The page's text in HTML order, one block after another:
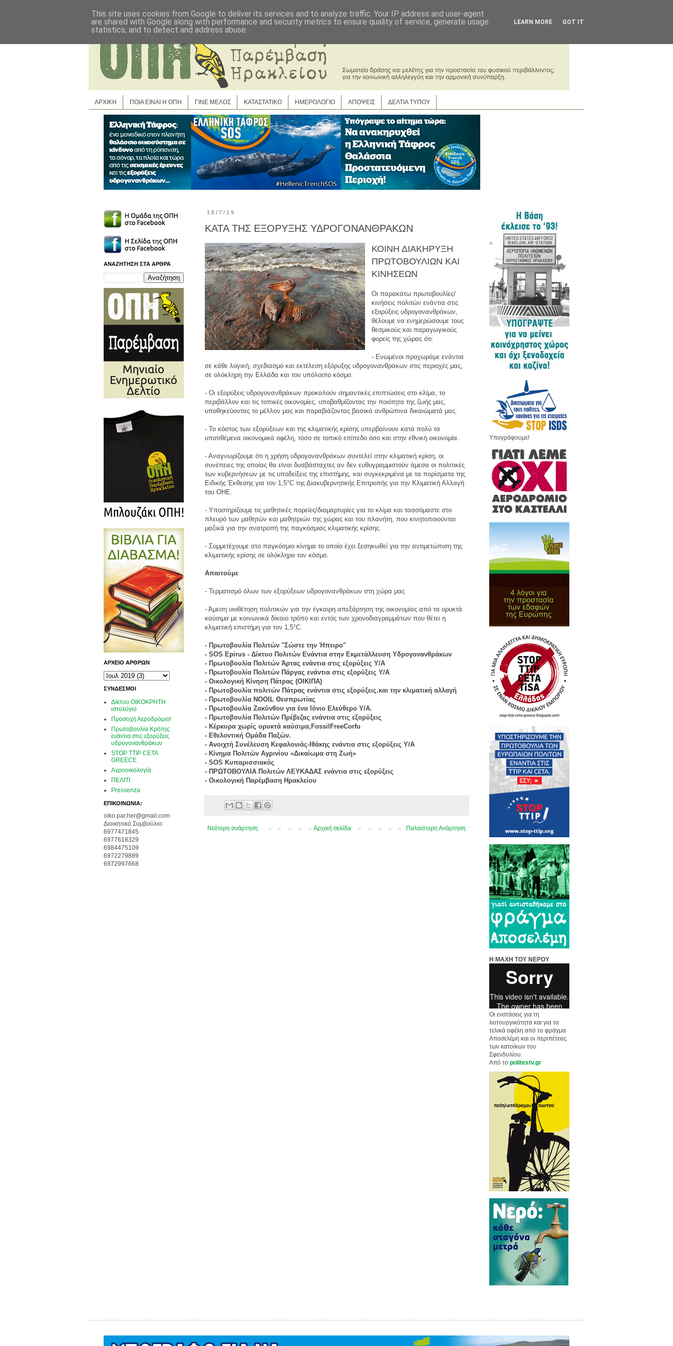
ΑΡΧΙΚΗ ΠΟΙΑ ΕΙΝΑΙ Η ΟΠΗ ΓΙΝΕ ΜΕΛΟΣ ΚΑΤΑΣΤΑΤΙΚΟ ΗΜΕΡΟΛΟΓΙΟ ΑΠΟΨΕΙΣ ΔΕΛΤΙΑ ΤΥΠΟΥ
18/7/19
ΚΑΤΑ ΤΗΣ ΕΞΟΡΥΞΗΣ ΥΔΡΟΓΟΝΑΝΘΡΑΚΩΝ
ΚΟΙΝΗ ΔΙΑΚΗΡΥΞΗ
ΠΡΩΤΟΒΟΥΛΙΩΝ ΚΑΙ
ΚΙΝΗΣΕΩΝ
Οι παρακάτω πρωτοβουλίες/
κινήσεις πολιτών ενάντια στις
εξορύξεις υδρογονανθράκων,
θέλουμε να ενημερώσουμε τους
θεσμικούς και παραγωγικούς
φορείς της χώρας ότι:
- Ενωμένοι προχωράμε ενάντια
σε κάθε λογική, σχεδιασμό και εκτέλεση εξόρυξης υδρογονανθράκων στις περιοχές μας,
σε ολόκληρη την Ελλάδα και τον υπόλοιπο κόσμο.
- Οι εξορύξεις υδρογονανθράκων προκαλούν σημαντικές επιπτώσεις στο κλίμα, το
περιβάλλον και τις τοπικές οικονομίες, υποβαθμίζοντας την ποιότητα της ζωής μας,
υποθηκεύοντας το μέλλον μας και παραβιάζοντας βασικά ανθρώπινα δικαιώματά μας.
- To κόστος των εξορύξεων και της κλιματικής κρίσης υπερβαίνουν κατά πολύ τα
υποτιθέμενα οικονομικά οφέλη, τόσο σε τοπικό επίπεδο όσο και στην εθνική οικονομία.
- Αναγνωρίζουμε ότι η χρήση υδρογονανθράκων συντελεί στην κλιματική κρίση, οι
συνέπειες της οποίας θα είναι δυσβάσταχτες αν δεν ευθυγραμμιστούν άμεσα οι πολιτικές
των κυβερνήσεων με τις υποδείξεις της επιστήμης, και συγκεκριμένα με τα πορίσματα της
Ειδικής Έκθεσης για τον 1,5°C της Διακυβερνητικής Επιτροπής για την Κλιματική Αλλαγή
του ΟΗΕ.
- Υποστηρίζουμε τις μαθητικές πορείες/διαμαρτυρίες για το κλίμα και τασσόμαστε στο
πλευρό των μαθητών και μαθητριών της χώρας και του πλανήτη, που κινητοποιούνται
μαζικά για την ανατροπή της παγκόσμιας κλιματικής κρίσης.
- Συμμετέχουμε στο παγκόσμιο κίνημα το οποίο έχει ξεσηκωθεί για την αντιμετώπιση της
κλιματικής κρίσης σε ολόκληρο τον κόσμο.
Απαιτούμε
- Τερματισμό όλων των εξορύξεων υδρογονανθράκων στη χώρα μας
- Άμεση υιοθέτηση πολιτικών για την έγκαιρη απεξάρτηση της οικονομίας από τα ορυκτά
καύσιμα με κοινωνικά δίκαιο τρόπο και εντός των χρονοδιαγραμμάτων που θέτει η
κλιματική επιστήμη για τον 1,5°C.
- Πρωτοβουλία Πολιτών "Σώστε την Ήπειρο"
- SOS Epirus - Δίκτυο Πολιτών Ενάντια στην Εκμετάλλευση Υδρογονανθράκων
- Πρωτοβουλία Πολιτών Άρτας ενάντια στις εξορύξεις Υ/Α
- Πρωτοβουλία Πολιτών Πάργας ενάντια στις εξορύξεις Υ/Α
- Οικολογική Κίνηση Πάτρας (ΟΙΚΙΠΑ)
- Πρωτοβουλία πολιτών Πάτρας ενάντια στις εξορύξεις.και την κλιματική αλλαγή
- Πρωτοβουλία NOOIL Θεσπρωτίας
- Πρωτοβουλία Ζακύνθου για ένα Ιόνιο Ελεύθερο Υ/Α.
- Πρωτοβουλία Πολιτών Πρέβεζας ενάντια στις εξορύξεις
- Κέρκυρα χωρίς ορυκτά καύσιμα,FossilFreeCorfu
- Εθελοντική Ομάδα Παξών.
- Ανοιχτή Συνέλευση Κεφαλονιάς-Ιθάκης ενάντια στις εξορύξεις Υ/Α
- Κίνημα Πολιτών Αγρινίου «Δικαίωμα στη Ζωή»
- SOS Κυπαρισσιακός
- ΠΡΩΤΟΒΟΥΛΙΑ Πολιτών ΛΕΥΚΑΔΑΣ ενάντια στις εξορύξεις
- Οικολογική Παρέμβαση Ηρακλείου
Νεότερη ανάρτηση Παλαιότερη Ανάρτηση
Αρχική σελίδα
ΑΝΑΖΗΤΗΣΗ ΣΤΑ ΑΡΘΡΑ
ΑΡΧΕΙΟ ΑΡΘΡΩΝ
ΣΥΝΔΕΣΜΟΙ
Δίκτυο ΟΙΚΟΚΡΗΤΗ
ιστολόγιο
Προσοχή Αεροδρόμιο!
Πρωτοβουλία Κρήτης
ενάντια στις εξορύξεις
υδρογονανθράκων
STOP TTIP CETA
GREECE
Αγροοικολογία
ΠΕΛΙΤΙ
Pressenza
ΕΠΙΚΟΙΝΩΝΙΑ:
oiko.par.her@gmail.com
Διοικητικό Συμβούλιο:
6977471845
6977618329
6984475109
6972279889
6972997668
Υπογράφουμε!
Η ΜΑΧΗ ΤΟΥ ΝΕΡΟΥ
Οι ενστάσεις για τη
λειτουργικότητα και για τα
τελικά οφέλη από το φράγμα
Αποσελέμη και οι περιπέτειες
των κατοίκων του
Σφενδυλίου.
Από το politestv.gr
This site uses cookies from Google to deliver its services and to analyze traffic. Your IP address and user-agent
are shared with Google along with performance and security metrics to ensure quality of service, generate usage
statistics, and to detect and address abuse.
LEARN MORE GOT IT